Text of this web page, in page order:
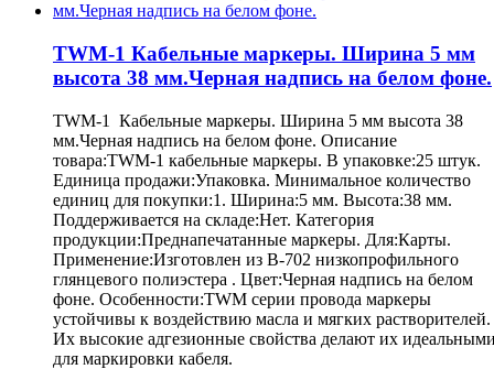
TWM-1 Кабельные маркеры. Ширина 5 мм
высота 38 мм.Черная надпись на белом фоне.
TWM-1 Кабельные маркеры. Ширина 5 мм высота 38
мм.Черная надпись на белом фоне. Описание
товара:TWM-1 кабельные маркеры. В упаковке:25 штук.
Единица продажи:Упаковка. Минимальное количество
единиц для покупки:1. Ширина:5 мм. Высота:38 мм.
Поддерживается на складе:Нет. Категория
продукции:Преднапечатанные маркеры. Для:Карты.
Применение:Изготовлен из B-702 низкопрофильного
глянцевого полиэстера . Цвет:Черная надпись на белом
фоне. Особенности:TWM серии провода маркеры
устойчивы к воздействию масла и мягких растворителей.
Их высокие адгезионные свойства делают их
для маркировки кабеля.